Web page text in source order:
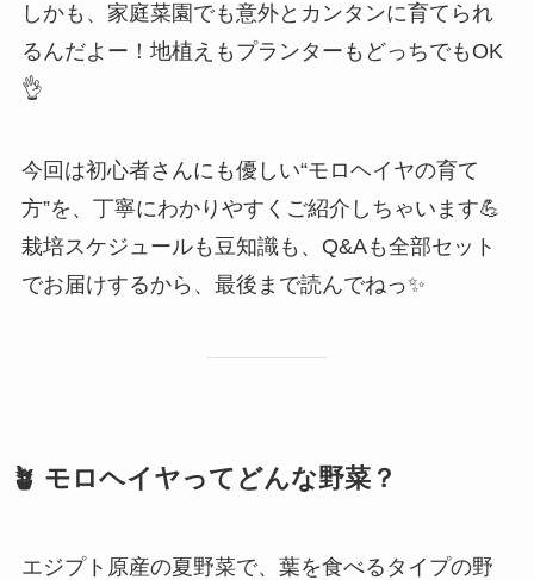
しかも、家庭菜園でも意外とカンタンに育てられ
るんだよー！地植えもプランターもどっちでもOK
👌
今回は初心者さんにも優しい“モロヘイヤの育て
方”を、丁寧にわかりやすくご紹介しちゃいます💪
栽培スケジュールも豆知識も、Q&Aも全部セット
でお届けするから、最後まで読んでねっ✨
🪴 モロヘイヤってどんな野菜？
エジプト原産の夏野菜で、葉を食べるタイプの野